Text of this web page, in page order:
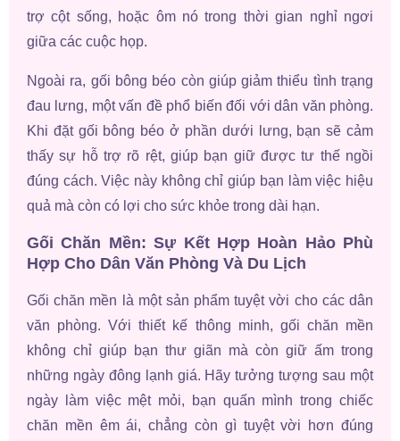
trợ cột sống, hoặc ôm nó trong thời gian nghỉ ngơi
giữa các cuộc họp.
Ngoài ra, gối bông béo còn giúp giảm thiểu tình trạng
đau lưng, một vấn đề phổ biến đối với dân văn phòng.
Khi đặt gối bông béo ở phần dưới lưng, bạn sẽ cảm
thấy sự hỗ trợ rõ rệt, giúp bạn giữ được tư thế ngồi
đúng cách. Việc này không chỉ giúp bạn làm việc hiệu
quả mà còn có lợi cho sức khỏe trong dài hạn.
Gối Chăn Mền: Sự Kết Hợp Hoàn Hảo Phù
Hợp Cho Dân Văn Phòng Và Du Lịch
Gối chăn mền là một sản phẩm tuyệt vời cho các dân
văn phòng. Với thiết kế thông minh, gối chăn mền
không chỉ giúp bạn thư giãn mà còn giữ ấm trong
những ngày đông lạnh giá. Hãy tưởng tượng sau một
ngày làm việc mệt mỏi, bạn quấn mình trong chiếc
chăn mền êm ái, chẳng còn gì tuyệt vời hơn đúng